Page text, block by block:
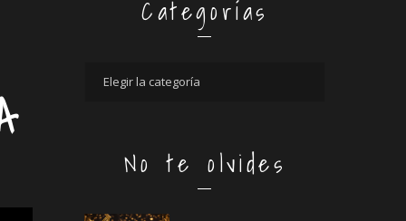
Categorías
No te olvides